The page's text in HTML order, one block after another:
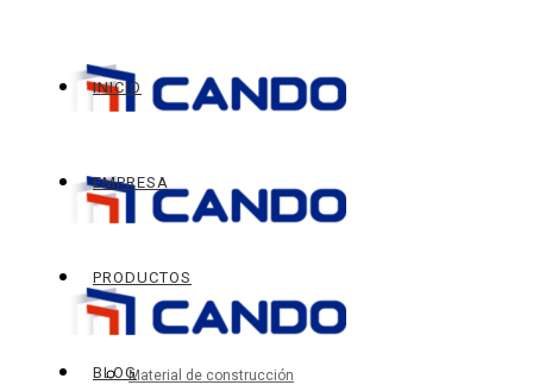
INICIO
EMPRESA
PRODUCTOS
Material de construcción
BLOG